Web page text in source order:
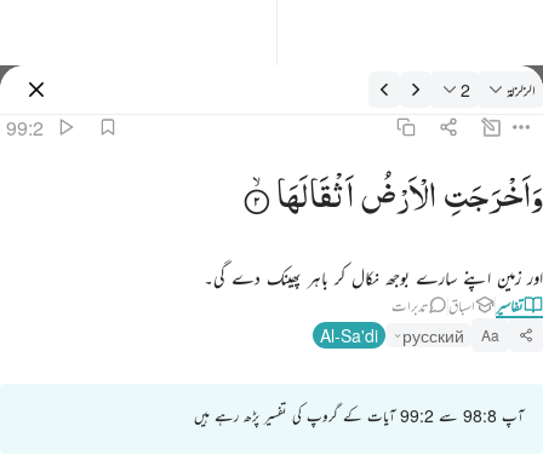
تفسیر: الزلزلة 99:2
الزلزلة 2
99:2
واخرجت الارض اثقالها ٢
وَأَخْرَجَتِ ٱلْأَرْضُ أَثْقَالَهَا ٢
وَاَخْرَجَتِالْاَرْضُاَثْقَالَهَا
اور زمین اپنے سارے بوجھ نکال کر باہر پھینک دے گی۔
تفاسیر اسباق تدبرات
Aa
русский
Al-Sa'di
آپ 98:8 سے 99:2 آیات کے گروپ کی تفسیر پڑھ رہے ہیں